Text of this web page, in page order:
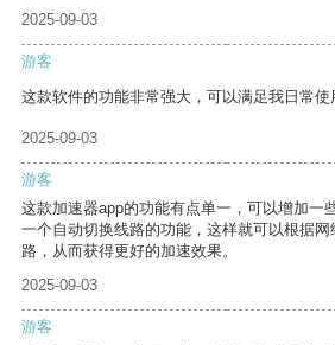
2025-09-03
游客
这款软件的功能非常强大，可以满足我日常使
2025-09-03
游客
这款加速器app的功能有点单一，可以增加一
一个自动切换线路的功能，这样就可以根据
路，从而获得更好的加速效果。
2025-09-03
游客